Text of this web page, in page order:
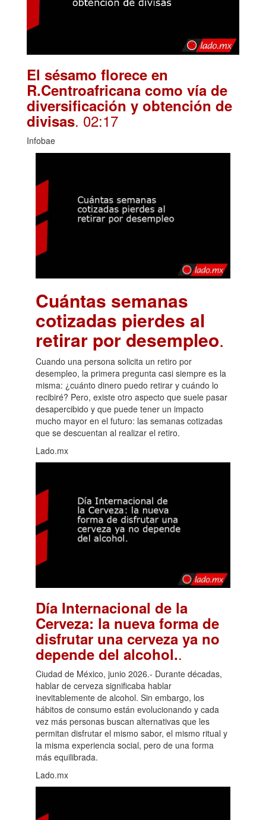
El sésamo florece en
R.Centroafricana como vía de
diversificación y obtención de
divisas. 02:17
Infobae
Cuántas semanas
cotizadas pierdes al
retirar por desempleo.
Cuando una persona solicita un retiro por
desempleo, la primera pregunta casi siempre es la
misma: ¿cuánto dinero puedo retirar y cuándo lo
recibiré? Pero, existe otro aspecto que suele pasar
desapercibido y que puede tener un impacto
mucho mayor en el futuro: las semanas cotizadas
que se descuentan al realizar el retiro.
Lado.mx
Día Internacional de la
Cerveza: la nueva forma de
disfrutar una cerveza ya no
depende del alcohol..
Ciudad de México, junio 2026.- Durante décadas,
hablar de cerveza significaba hablar
inevitablemente de alcohol. Sin embargo, los
hábitos de consumo están evolucionando y cada
vez más personas buscan alternativas que les
permitan disfrutar el mismo sabor, el mismo ritual y
la misma experiencia social, pero de una forma
más equilibrada.
Lado.mx